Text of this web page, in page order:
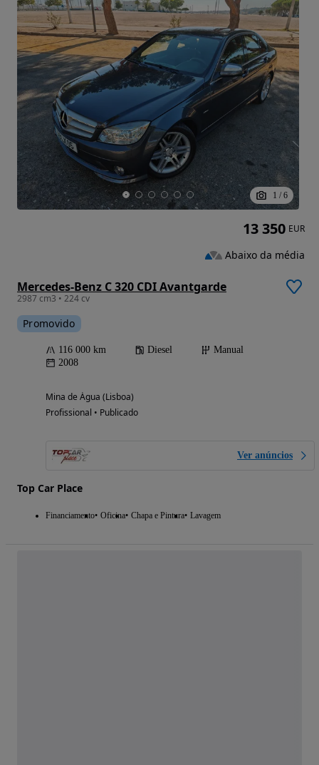
1 / 6
Mercedes-Benz C 320 CDI Avantgarde
2987 cm3 • 224 cv
Promovido
116 000 km Diesel
Manual
2008
Mina de Água (Lisboa)
Profissional • Publicado
Ver anúncios
Top Car Place
Financiamento Oficina Chapa e Pintura Lavagem
13 350 EUR
Abaixo da média